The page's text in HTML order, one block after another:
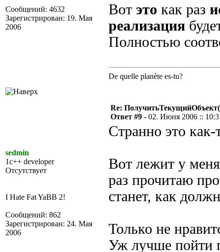
Сообщений: 4632
Зарегистрирован: 19. Мая
2006
Вот это как раз
реализация
Полностью
De quelle planète es-tu?
sedmin
1c++ developer
Отсутствует
I Hate Fat YaBB 2!
Сообщений: 862
Зарегистрирован: 24. Мая
2006
Re:
Ответ #9 - 02. Июня 2006 ::
Странно это как-
Вот лежит у
раз прочитаю
станет, как
Только не
Уж лучше пойти